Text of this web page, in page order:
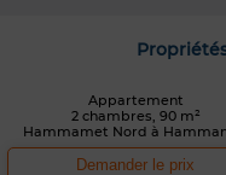
Appartement
2 chambres, 90 m²
Hammamet Nord à
Demander le prix